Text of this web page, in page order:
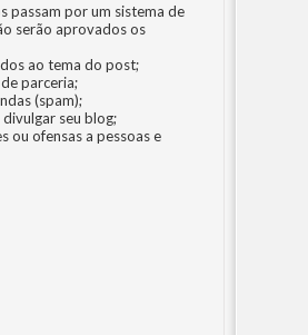
passam por um sistema de
serão aprovados os
ao tema do post;
parceria;
(spam);
seu blog;
ou ofensas a pessoas e